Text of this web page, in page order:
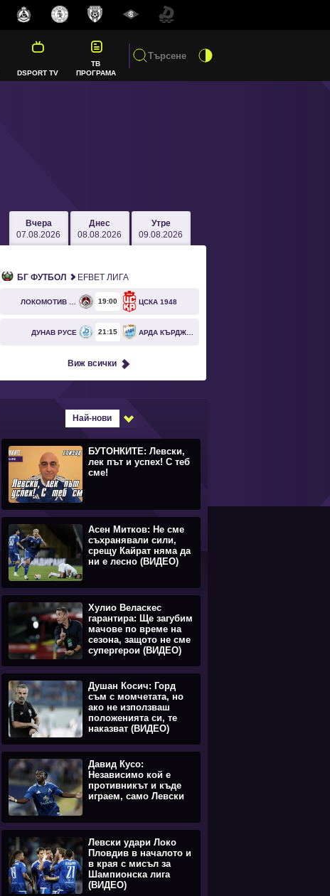
DSPORT TV
ТВ
ПРОГРАМА
Вчера
07.08.2026
Днес
08.08.2026
Утре
09.08.2026
БГ ФУТБОЛ EFBET ЛИГА
19 00 ЦСКА 1948
ДУНАВ РУСЕ 21 15
Виж всички
Най-нови
БУТОНКИТЕ: Левски,
лек път и успех! С теб
сме!
Асен Митков: Не сме
съхранявали сили,
срещу Кайрат няма да
ни е лесно (ВИДЕО)
Хулио Веласкес
гарантира: Ще загубим
мачове по време на
сезона, защото не сме
супергерои (ВИДЕО)
Душан Косич: Горд
съм с момчетата, но
ако не използваш
положенията си, те
наказват (ВИДЕО)
Давид Кусо:
Независимо кой е
противникът и къде
играем, само Левски
Левски удари Локо
Пловдив в началото и
в края с мисъл за
Шампионска лига
(ВИДЕО)